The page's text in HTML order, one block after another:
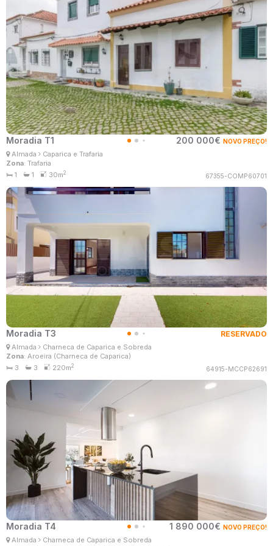
Moradia T1 200 000€ NOVO PREÇO!
Almada
Caparica e Trafaria
Zona: Trafaria
1
1 30m2 67355-COMP60701
Patrícia Santos
Consultor Imobiliário
Moradia T3 RESERVADO
Almada
Charneca de Caparica e Sobreda
Zona: Aroeira (Charneca de Caparica)
3
3 220m2 64915-MCCP62691
Patrícia Santos
Consultor Imobiliário
MaisConsultores #Master
Moradia T4 1 890 000€ NOVO PREÇO!
Almada
Charneca de Caparica e Sobreda
Patrícia Santos
Consultor Imobiliário